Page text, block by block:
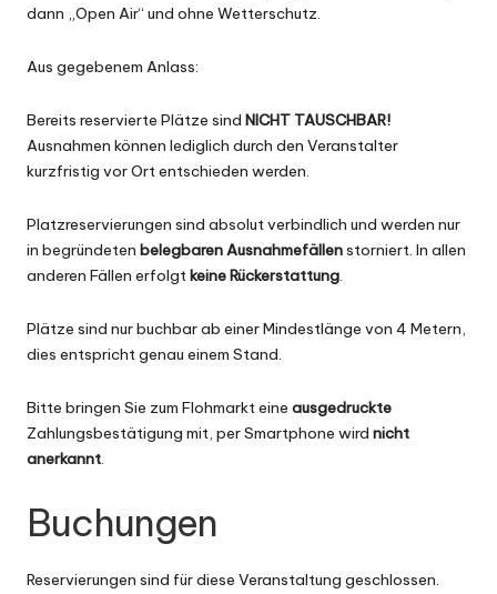
dann „Open Air“ und ohne Wetterschutz.
Aus gegebenem Anlass:
Bereits reservierte Plätze sind NICHT TAUSCHBAR!
Ausnahmen können lediglich durch den Veranstalter
kurzfristig vor Ort entschieden werden.
Platzreservierungen sind absolut verbindlich und werden nur
in begründeten belegbaren Ausnahmefällenstorniert. In allen
anderen Fällen erfolgtkeine Rückerstattung.
Plätze sind nur buchbar ab einer Mindestlänge von 4 Metern,
dies entspricht genau einem Stand.
Bitte bringen Sie zum Flohmarkt eine ausgedruckte
Zahlungsbestätigung mit, per Smartphone wird nicht
anerkannt.
Buchungen
Reservierungen sind für diese Veranstaltung geschlossen.